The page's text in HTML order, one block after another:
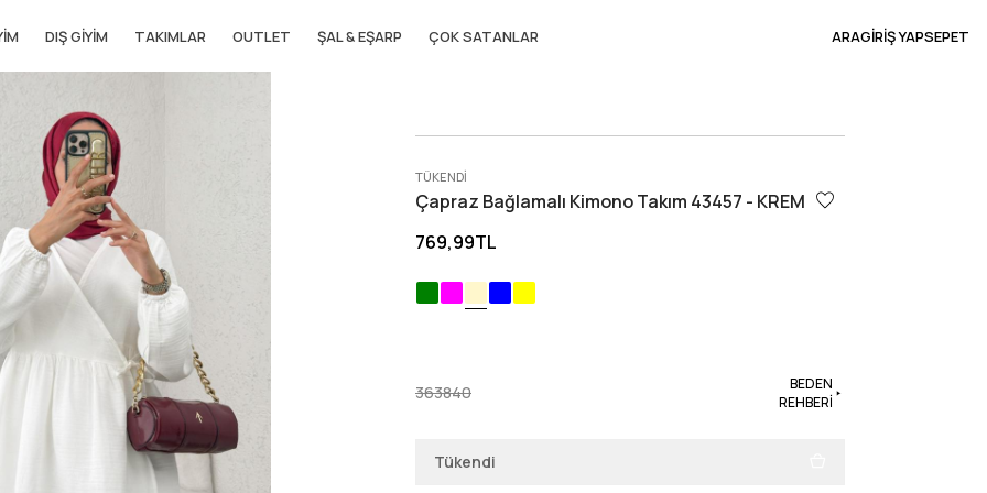
DIŞ GIYIM TAKIMLAR OUTLET ŞAL & EŞARP ÇOK SATANLAR ARAGİRİŞ YAPSEPET
TÜKENDI
Çapraz Bağlamalı Kimono Takım 43457 - KREM
769,99TL
363840
BEDEN
REHBERİ
Tükendi